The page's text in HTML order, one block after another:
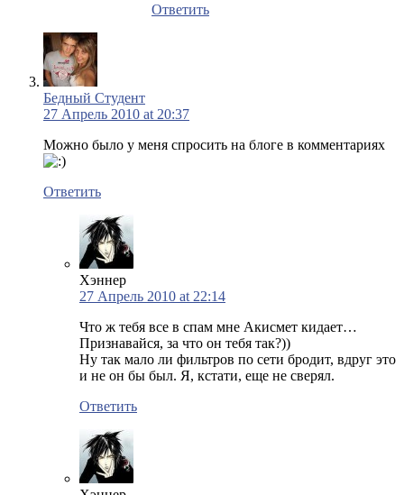
Ответить
Бедный Студент
27 Апрель 2010 at 20:37
Можно было у меня спросить на блоге в комментариях
Ответить
Хэннер
27 Апрель 2010 at 22:14
Что ж тебя все в спам мне Акисмет кидает…
Признавайся, за что он тебя так?))
Ну так мало ли фильтров по сети бродит, вдруг это
и не он бы был. Я, кстати, еще не сверял.
Ответить